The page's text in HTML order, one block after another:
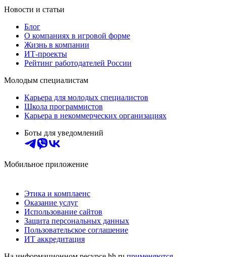
Новости и статьи
Блог
О компаниях в игровой форме
Жизнь в компании
ИТ-проекты
Рейтинг работодателей России
Молодым специалистам
Карьера для молодых специалистов
Школа программистов
Карьера в некоммерческих организациях
Боты для уведомлений
Мобильное приложение
Этика и комплаенс
Оказание услуг
Использование сайтов
Защита персональных данных
Пользовательское соглашение
ИТ аккредитация